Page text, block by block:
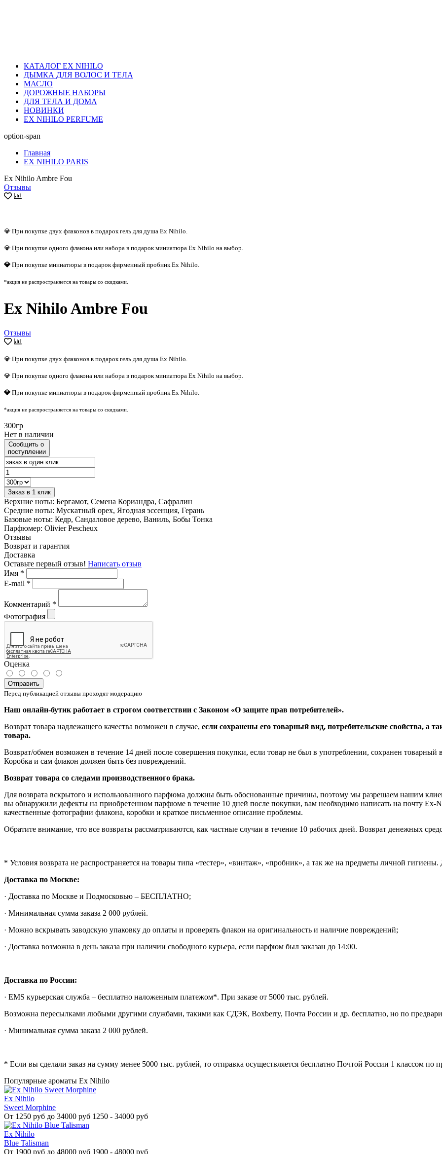
КАТАЛОГ EX NIHILO
ДЫМКА ДЛЯ ВОЛОС И ТЕЛА
МАСЛО
ДОРОЖНЫЕ НАБОРЫ
ДЛЯ ТЕЛА И ДОМА
НОВИНКИ
EX NIHILO PERFUME
option-span
Главная
EX NIHILO PARIS
Ex Nihilo Ambre Fou
Отзывы
💎 При покупке двух флаконов в подарок гель для душа Ex Nihilo.
💎 При покупке одного флакона или набора в подарок миниатюра Ex Nihilo на выбор.
💎 При покупке миниатюры в подарок фирменный пробник Ex Nihilo.
*акция не распространяется на товары со скидками.
Ex Nihilo Ambre Fou
Отзывы
💎 При покупке двух флаконов в подарок гель для душа Ex Nihilo.
💎 При покупке одного флакона или набора в подарок миниатюра Ex Nihilo на выбор.
💎 При покупке миниатюры в подарок фирменный пробник Ex Nihilo.
*акция не распространяется на товары со скидками.
300гр
Нет в наличии
Сообщить о
поступлении
Заказ в 1 клик
Верхние ноты: Бергамот, Семена Кориандра, Сафралин
Средние ноты: Мускатный орех, Ягодная эссенция, Герань
Базовые ноты: Кедр, Сандаловое дерево, Ваниль, Бобы Тонка
Парфюмер: Olivier Pescheux
Отзывы
Возврат и гарантия
Доставка
Оставьте первый отзыв! Написать отзыв
Имя *
E-mail *
Комментарий *
Фотография
Оценка
Отправить
Перед публикацией отзывы проходят модерацию
Наш онлайн-бутик работает в строгом соответствии с Законом «О защите прав потребителей».
Возврат товара надлежащего качества возможен в случае, если сохранены его товарный вид, потребительские свойства, а
товара.
Возврат/обмен возможен в течение 14 дней после совершения покупки, если товар не был в употреблении, сохранен товарный
Коробка и сам флакон должен быть без повреждений.
Возврат товара со следами производственного брака.
Для возврата вскрытого и использованного парфюма должны быть обоснованные причины, поэтому мы разрешаем нашим
вы обнаружили дефекты на приобретенном парфюме в течение 10 дней после покупки, вам необходимо написать на почту
качественные фотографии флакона, коробки и краткое письменное описание проблемы.
Обратите внимание, что все возвраты рассматриваются, как частные случаи в течение 10 рабочих дней. Возврат денежных
* Условия возврата не распространяется на товары типа «тестер», «винтаж», «пробник», а так же на предметы личной
Доставка по Москве:
· Доставка по Москве и Подмосковью – БЕСПЛАТНО;
· Минимальная сумма заказа 2 000 рублей.
· Можно вскрывать заводскую упаковку до оплаты и проверять флакон на оригинальность и наличие повреждений;
· Доставка возможна в день заказа при наличии свободного курьера, если парфюм был заказан до 14:00.
Доставка по России:
· EMS курьерская служба – бесплатно наложенным платежом*. При заказе от 5000 тыс. рублей.
Возможна пересылками любыми другими службами, такими как СДЭК, Boxberry, Почта России и др. бесплатно, но по
· Минимальная сумма заказа 2 000 рублей.
* Если вы сделали заказ на сумму менее 5000 тыс. рублей, то отправка осуществляется бесплатно Почтой России 1 классом по
Популярные ароматы Ex Nihilo
Ex Nihilo
Sweet Morphine
От 1250 руб до 34000 руб 1250 - 34000 руб
Ex Nihilo
Blue Talisman
От 1900 руб до 48000 руб 1900 - 48000 руб